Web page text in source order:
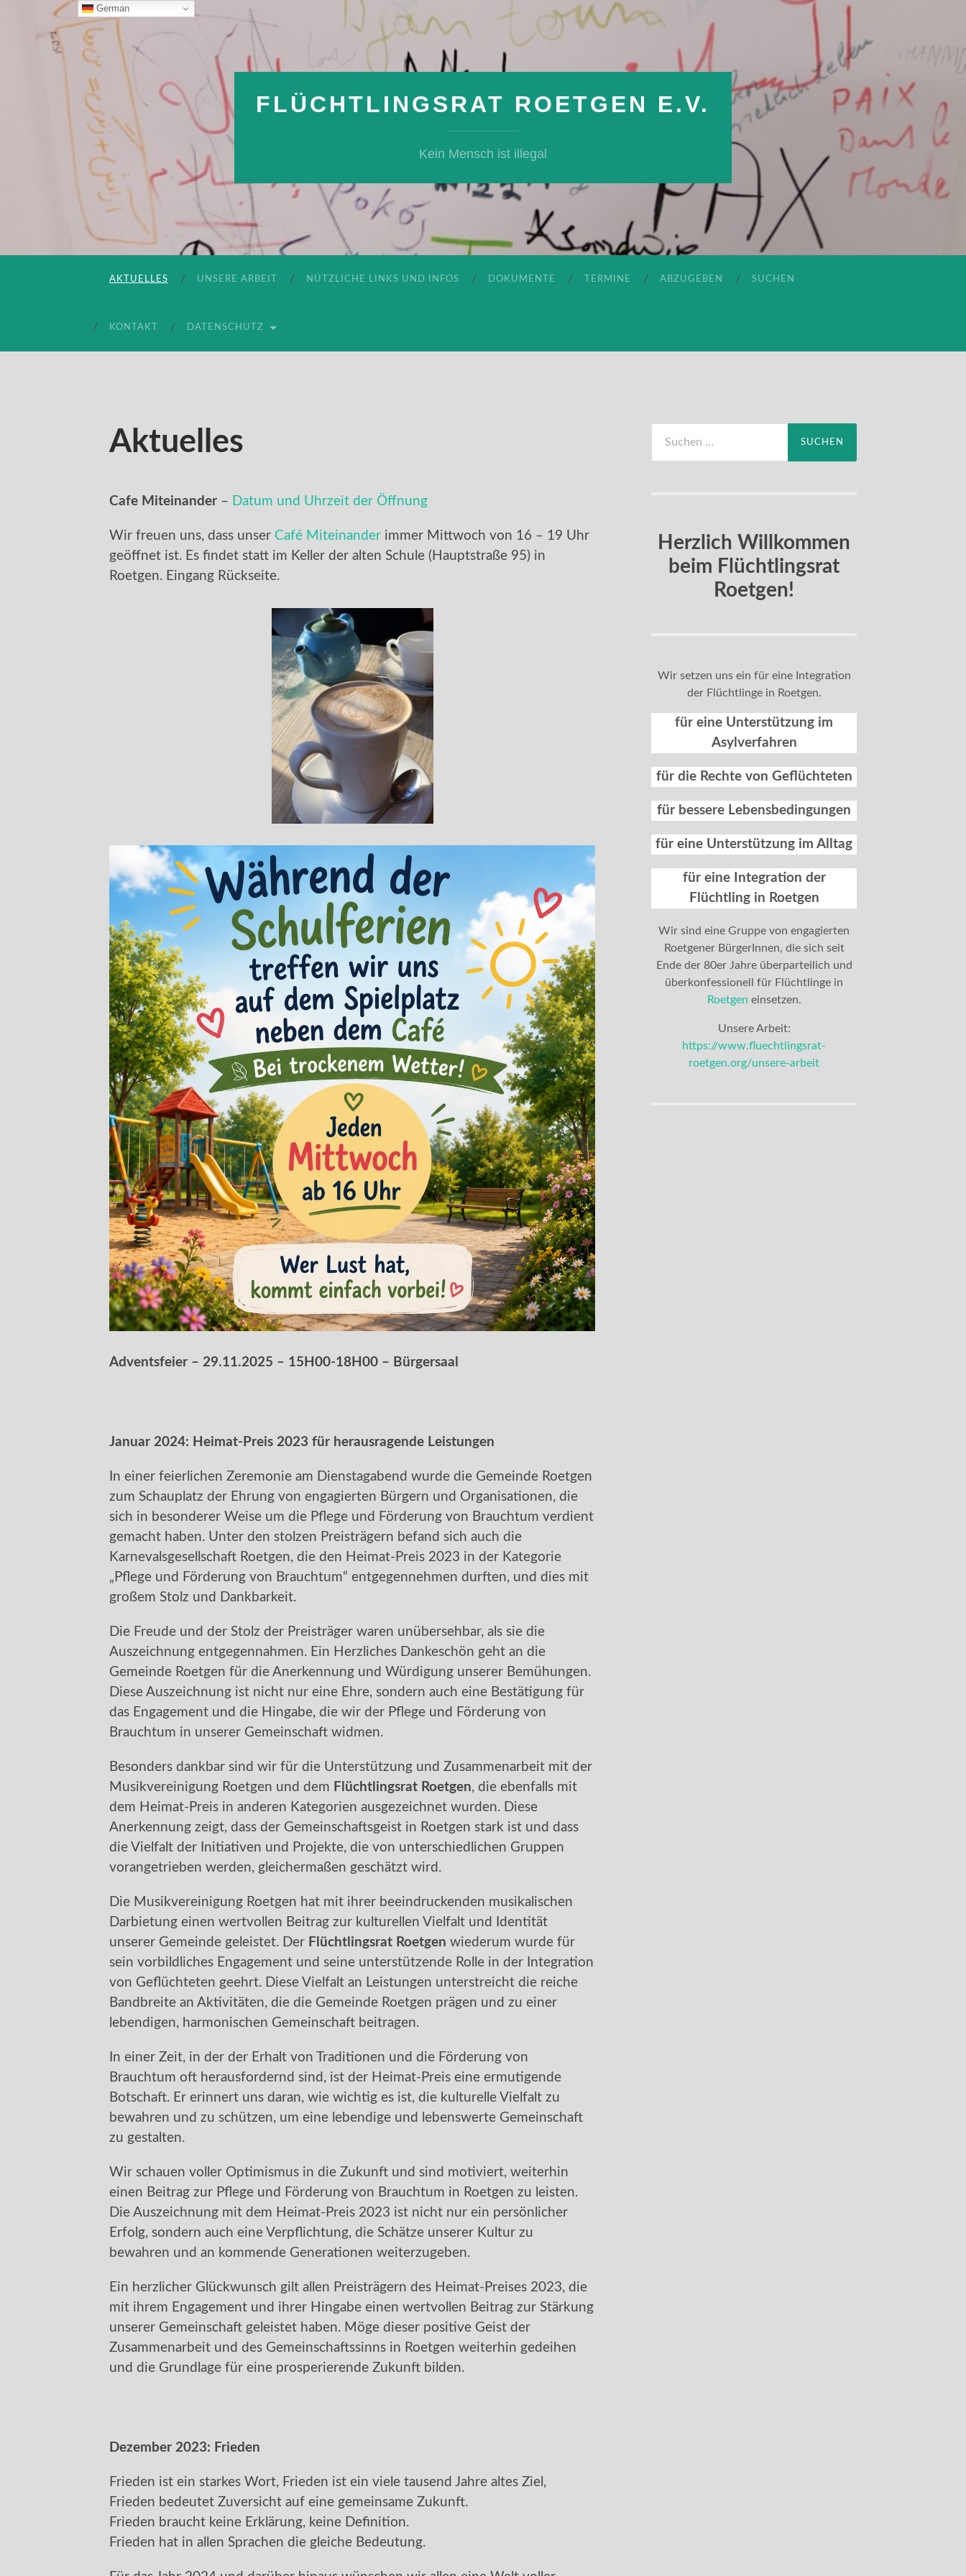
FLÜCHTLINGSRAT ROETGEN E.V.
Kein Mensch ist illegal
AKTUELLES UNSERE ARBEIT NÜTZLICHE LINKS UND INFOS DOKUMENTE TERMINE ABZUGEBEN SUCHEN
KONTAKT DATENSCHUTZ
Aktuelles
Cafe Miteinander – Datum und Uhrzeit der Öffnung
Wir freuen uns, dass unser Café Miteinander immer Mittwoch von 16 – 19 Uhr
geöffnet ist. Es findet statt im Keller der alten Schule (Hauptstraße 95) in
Roetgen. Eingang Rückseite.
Adventsfeier – 29.11.2025 – 15H00-18H00 – Bürgersaal
Januar 2024: Heimat-Preis 2023 für herausragende Leistungen
In einer feierlichen Zeremonie am Dienstagabend wurde die Gemeinde Roetgen
zum Schauplatz der Ehrung von engagierten Bürgern und Organisationen, die
sich in besonderer Weise um die Pflege und Förderung von Brauchtum verdient
gemacht haben. Unter den stolzen Preisträgern befand sich auch die
Karnevalsgesellschaft Roetgen, die den Heimat-Preis 2023 in der Kategorie
„Pflege und Förderung von Brauchtum“ entgegennehmen durften, und dies mit
großem Stolz und Dankbarkeit.
Die Freude und der Stolz der Preisträger waren unübersehbar, als sie die
Auszeichnung entgegennahmen. Ein Herzliches Dankeschön geht an die
Gemeinde Roetgen für die Anerkennung und Würdigung unserer Bemühungen.
Diese Auszeichnung ist nicht nur eine Ehre, sondern auch eine Bestätigung für
das Engagement und die Hingabe, die wir der Pflege und Förderung von
Brauchtum in unserer Gemeinschaft widmen.
Besonders dankbar sind wir für die Unterstützung und Zusammenarbeit mit der
Musikvereinigung Roetgen und dem Flüchtlingsrat Roetgen, die ebenfalls mit
dem Heimat-Preis in anderen Kategorien ausgezeichnet wurden. Diese
Anerkennung zeigt, dass der Gemeinschaftsgeist in Roetgen stark ist und dass
die Vielfalt der Initiativen und Projekte, die von unterschiedlichen Gruppen
vorangetrieben werden, gleichermaßen geschätzt wird.
Die Musikvereinigung Roetgen hat mit ihrer beeindruckenden musikalischen
Darbietung einen wertvollen Beitrag zur kulturellen Vielfalt und Identität
unserer Gemeinde geleistet. Der Flüchtlingsrat Roetgen wiederum wurde für
sein vorbildliches Engagement und seine unterstützende Rolle in der Integration
von Geflüchteten geehrt. Diese Vielfalt an Leistungen unterstreicht die reiche
Bandbreite an Aktivitäten, die die Gemeinde Roetgen prägen und zu einer
lebendigen, harmonischen Gemeinschaft beitragen.
In einer Zeit, in der der Erhalt von Traditionen und die Förderung von
Brauchtum oft herausfordernd sind, ist der Heimat-Preis eine ermutigende
Botschaft. Er erinnert uns daran, wie wichtig es ist, die kulturelle Vielfalt zu
bewahren und zu schützen, um eine lebendige und lebenswerte Gemeinschaft
zu gestalten.
Wir schauen voller Optimismus in die Zukunft und sind motiviert, weiterhin
einen Beitrag zur Pflege und Förderung von Brauchtum in Roetgen zu leisten.
Die Auszeichnung mit dem Heimat-Preis 2023 ist nicht nur ein persönlicher
Erfolg, sondern auch eine Verpflichtung, die Schätze unserer Kultur zu
bewahren und an kommende Generationen weiterzugeben.
Ein herzlicher Glückwunsch gilt allen Preisträgern des Heimat-Preises 2023, die
mit ihrem Engagement und ihrer Hingabe einen wertvollen Beitrag zur Stärkung
unserer Gemeinschaft geleistet haben. Möge dieser positive Geist der
Zusammenarbeit und des Gemeinschaftssinns in Roetgen weiterhin gedeihen
und die Grundlage für eine prosperierende Zukunft bilden.
Dezember 2023: Frieden
Frieden ist ein starkes Wort, Frieden ist ein viele tausend Jahre altes Ziel,
Frieden bedeutet Zuversicht auf eine gemeinsame Zukunft.
Frieden braucht keine Erklärung, keine Definition.
Frieden hat in allen Sprachen die gleiche Bedeutung.
nach:
Herzlich Willkommen
beim Flüchtlingsrat
Roetgen!
Wir setzen uns ein für eine Integration
der Flüchtlinge in Roetgen.
für eine Unterstützung im
Asylverfahren
für die Rechte von Geflüchteten
für bessere Lebensbedingungen
für eine Unterstützung im Alltag
für eine Integration der
Flüchtling in Roetgen
Wir sind eine Gruppe von engagierten
Roetgener BürgerInnen, die sich seit
Ende der 80er Jahre überparteilich und
überkonfessionell für Flüchtlinge in
Roetgen einsetzen.
Unsere Arbeit:
https://www.fluechtlingsrat-
roetgen.org/unsere-arbeit
German